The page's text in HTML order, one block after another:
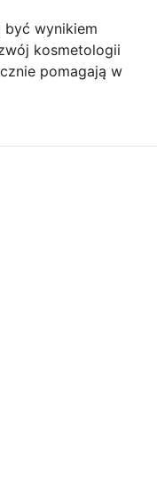
być wynikiem
kosmetologii
pomagają w